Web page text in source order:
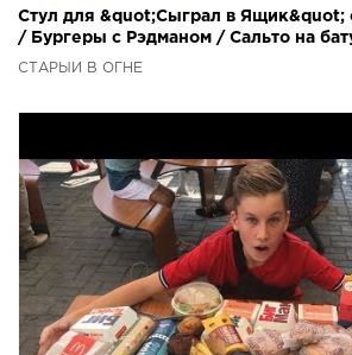
Стул для &quot;Сыграл в Ящик&quot;
/ Бургеры с Рэдманом / Сальто на
СТАРЫЙ В ОГНЕ